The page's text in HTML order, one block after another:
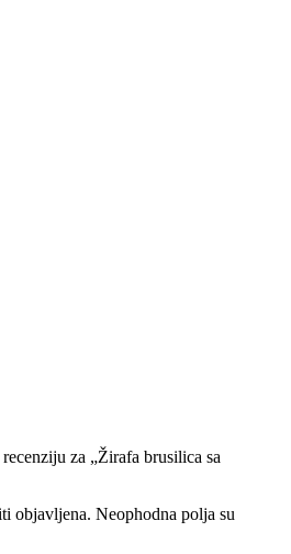
za „Žirafa brusilica sa
objavljena. Neophodna polja su